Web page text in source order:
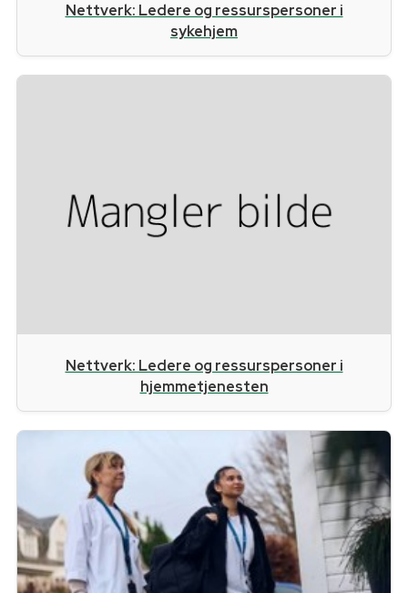
Nettverk: Ledere og ressurspersoner i
sykehjem
Nettverk: Ledere og ressurspersoner i
hjemmetjenesten